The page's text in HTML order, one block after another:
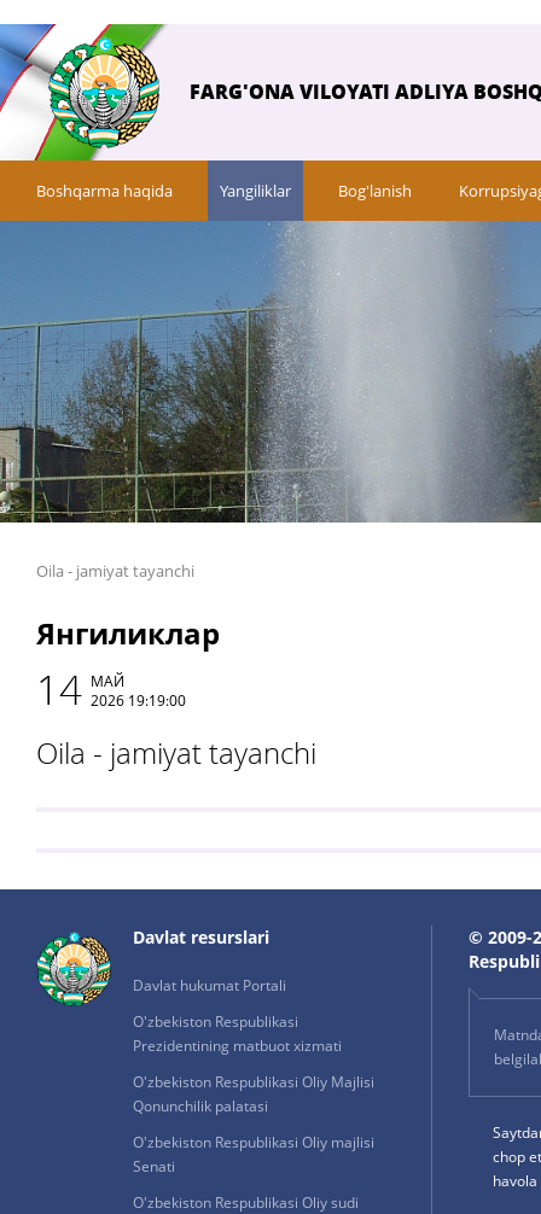
FARG'ONA VILOYATI ADLIYA
Boshqarma haqida Yangiliklar Bog'lanish
Oila - jamiyat tayanchi
Янгиликлар
14 МАЙ
2026 19:19:00
Oila - jamiyat tayanchi
Davlat resurslari
Davlat hukumat Portali
O'zbekiston Respublikasi
Prezidentining matbuot xizmati
O'zbekiston Respublikasi Oliy Majlisi
Qonunchilik palatasi
O'zbekiston Respublikasi Oliy majlisi
Senati
O'zbekiston Respublikasi Oliy sudi
© 2009-
chop